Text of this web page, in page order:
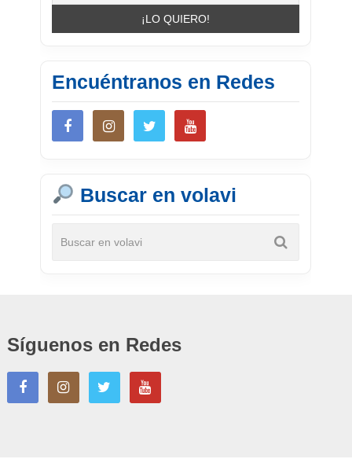
Encuéntranos en Redes
Buscar en volavi
Síguenos en Redes